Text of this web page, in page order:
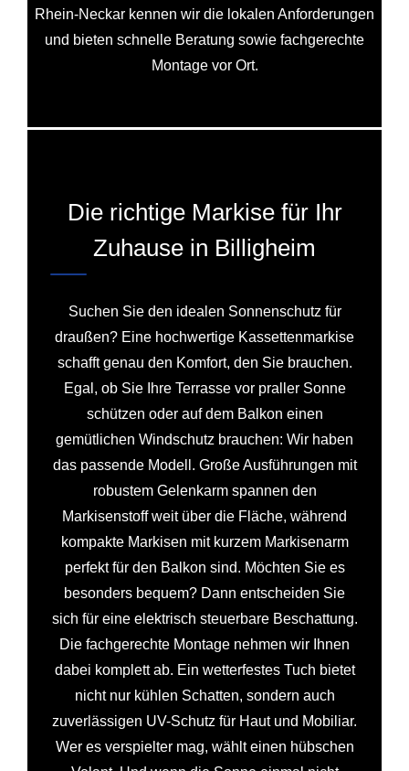
Rhein‑Neckar kennen wir die lokalen Anforderungen
und bieten schnelle Beratung sowie fachgerechte
Montage vor Ort.
Die richtige Markise für Ihr
Zuhause in Billigheim
Suchen Sie den idealen Sonnenschutz für
draußen? Eine hochwertige Kassettenmarkise
schafft genau den Komfort, den Sie brauchen.
Egal, ob Sie Ihre Terrasse vor praller Sonne
schützen oder auf dem Balkon einen
gemütlichen Windschutz brauchen: Wir haben
das passende Modell. Große Ausführungen mit
robustem Gelenkarm spannen den
Markisenstoff weit über die Fläche, während
kompakte Markisen mit kurzem Markisenarm
perfekt für den Balkon sind. Möchten Sie es
besonders bequem? Dann entscheiden Sie
sich für eine elektrisch steuerbare Beschattung.
Die fachgerechte Montage nehmen wir Ihnen
dabei komplett ab. Ein wetterfestes Tuch bietet
nicht nur kühlen Schatten, sondern auch
zuverlässigen UV-Schutz für Haut und Mobiliar.
Wer es verspielter mag, wählt einen hübschen